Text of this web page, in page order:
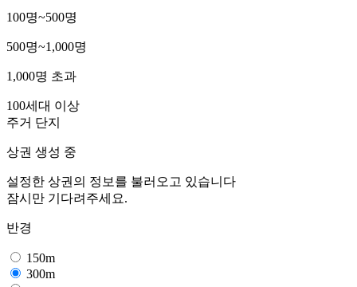
100명~500명
500명~1,000명
1,000명 초과
100세대 이상
주거 단지
상권 생성 중
설정한 상권의 정보를 불러오고 있습니다
잠시만 기다려주세요.
반경
150m
300m